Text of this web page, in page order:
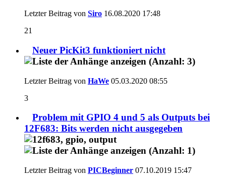
Letzter Beitrag von Siro 16.08.2020 17:48
21
Neuer PicKit3 funktioniert nicht
Letzter Beitrag von HaWe 05.03.2020 08:55
3
Problem mit GPIO 4 und 5 als Outputs bei
12F683: Bits werden nicht ausgegeben
Letzter Beitrag von PICBeginner 07.10.2019 15:47